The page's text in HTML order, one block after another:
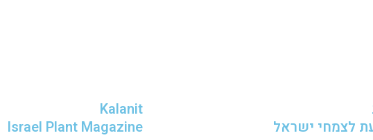
לצמחי ישראל
Kalanit
Israel Plant Magazine